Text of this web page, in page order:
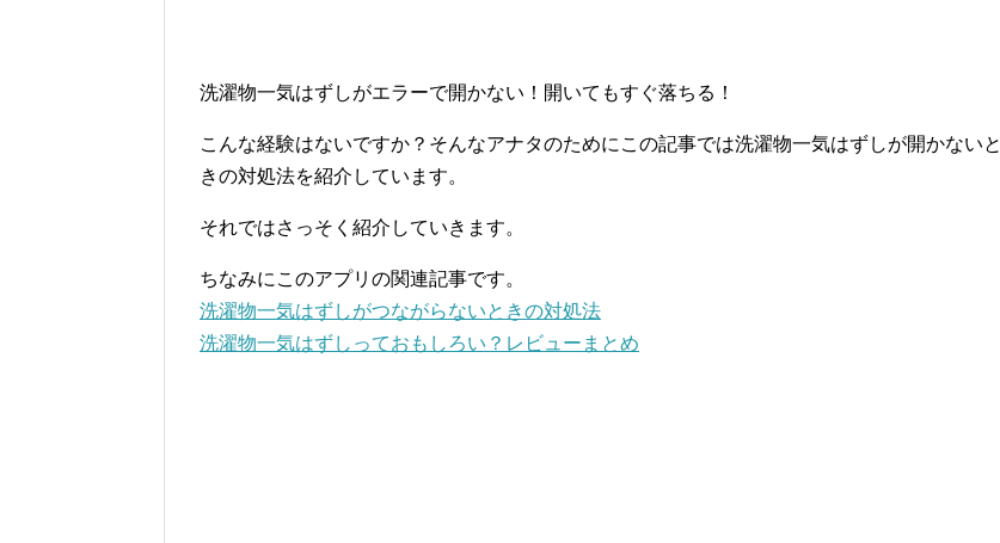
洗濯物一気はずしがエラーで開かない！開いてもすぐ落ちる！
こんな経験はないですか？そんなアナタのためにこの記事では洗濯物一気はずしが開かないと
きの対処法を紹介しています。
それではさっそく紹介していきます。
ちなみにこのアプリの関連記事です。
洗濯物一気はずしがつながらないときの対処法
洗濯物一気はずしっておもしろい？レビューまとめ